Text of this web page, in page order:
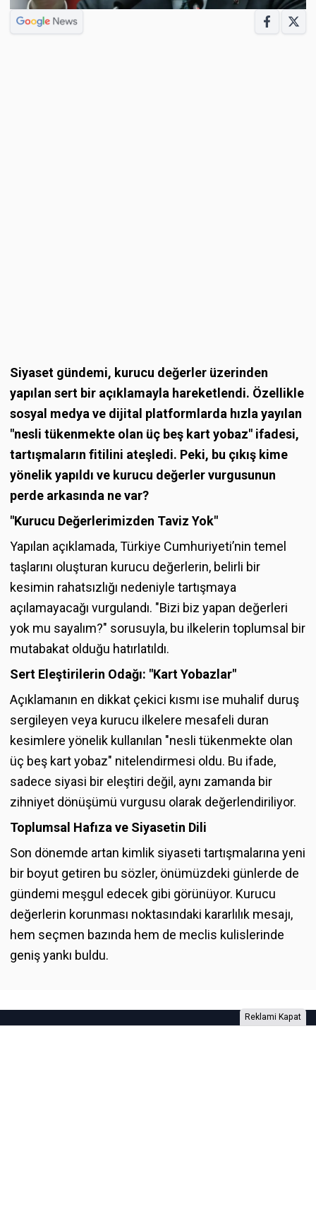
Siyaset gündemi, kurucu değerler üzerinden
yapılan sert bir açıklamayla hareketlendi. Özellikle
sosyal medya ve dijital platformlarda hızla yayılan
"nesli tükenmekte olan üç beş kart yobaz" ifadesi,
tartışmaların fitilini ateşledi. Peki, bu çıkış kime
yönelik yapıldı ve kurucu değerler vurgusunun
perde arkasında ne var?
"Kurucu Değerlerimizden Taviz Yok"
Yapılan açıklamada, Türkiye Cumhuriyeti’nin temel
taşlarını oluşturan kurucu değerlerin, belirli bir
kesimin rahatsızlığı nedeniyle tartışmaya
açılamayacağı vurgulandı. "Bizi biz yapan değerleri
yok mu sayalım?" sorusuyla, bu ilkelerin toplumsal bir
mutabakat olduğu hatırlatıldı.
Sert Eleştirilerin Odağı: "Kart Yobazlar"
Açıklamanın en dikkat çekici kısmı ise muhalif duruş
sergileyen veya kurucu ilkelere mesafeli duran
kesimlere yönelik kullanılan "nesli tükenmekte olan
üç beş kart yobaz" nitelendirmesi oldu. Bu ifade,
sadece siyasi bir eleştiri değil, aynı zamanda bir
zihniyet dönüşümü vurgusu olarak değerlendiriliyor.
Toplumsal Hafıza ve Siyasetin Dili
Son dönemde artan kimlik siyaseti tartışmalarına yeni
bir boyut getiren bu sözler, önümüzdeki günlerde de
gündemi meşgul edecek gibi görünüyor. Kurucu
değerlerin korunması noktasındaki kararlılık mesajı,
hem seçmen bazında hem de meclis kulislerinde
geniş yankı buldu.
Reklami Kapat